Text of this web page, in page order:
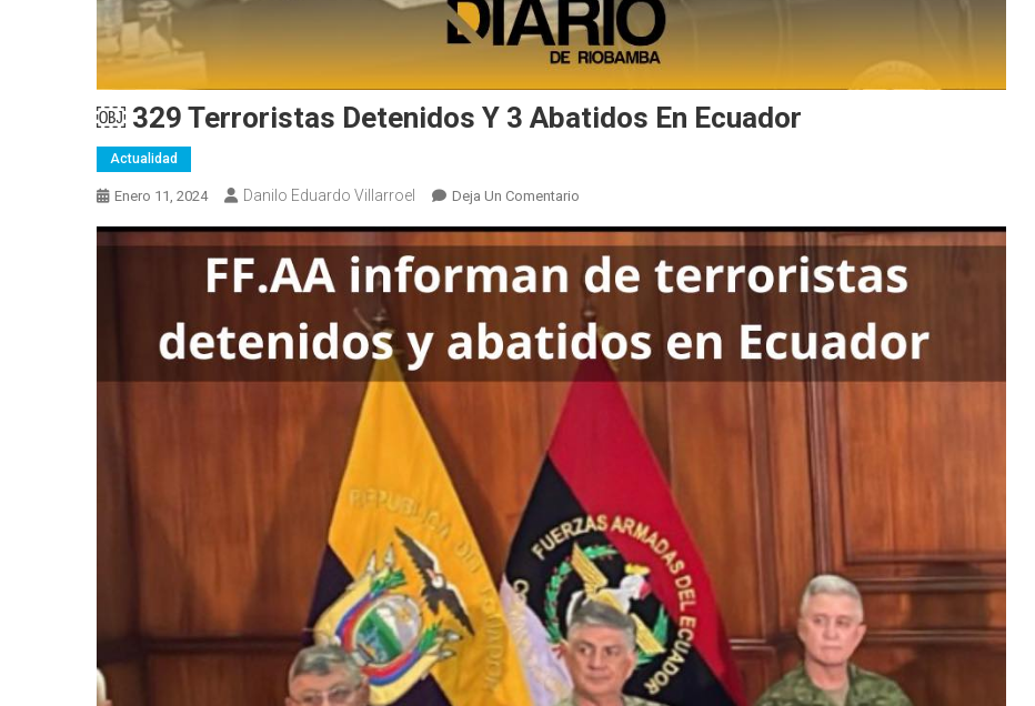
￼ 329 Terroristas Detenidos Y 3 Abatidos En Ecuador
Actualidad
Enero 11, 2024 Danilo Eduardo Villarroel Deja Un Comentario
329
Terroristas
Detenidos
Y
3
Abatidos